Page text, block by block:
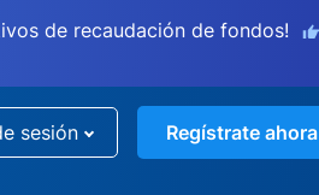
de recaudación de fondos!
sesión Regístrate ahora